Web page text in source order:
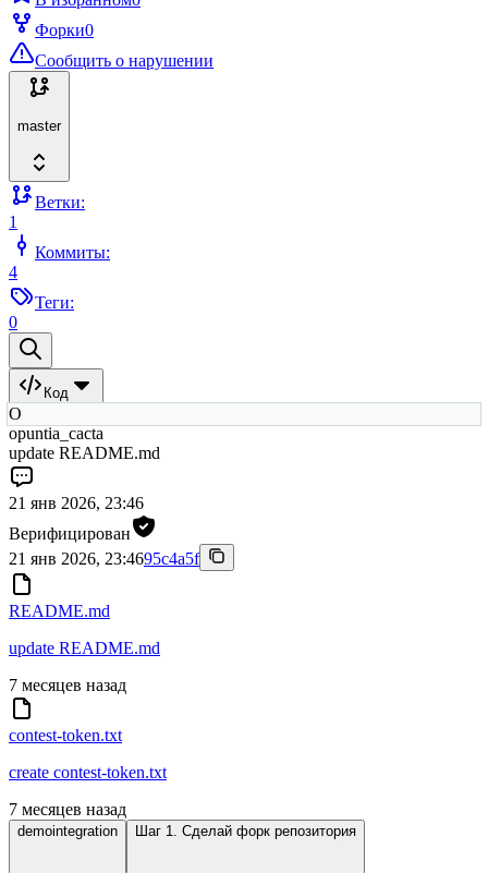
Форки0
Сообщить о нарушении
master
Ветки:
1
Коммиты:
4
Теги:
0
Код
O
opuntia_cacta
update README.md
21 янв 2026, 23:46
Верифицирован
21 янв 2026, 23:4695c4a5f
README.md
update README.md
7 месяцев назад
contest-token.txt
create contest-token.txt
7 месяцев назад
demointegration Шаг 1. Сделай форк репозитория